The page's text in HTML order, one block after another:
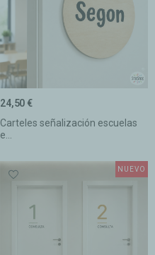
Carteles señalización escuelas
e...
24,50 €
NUEVO